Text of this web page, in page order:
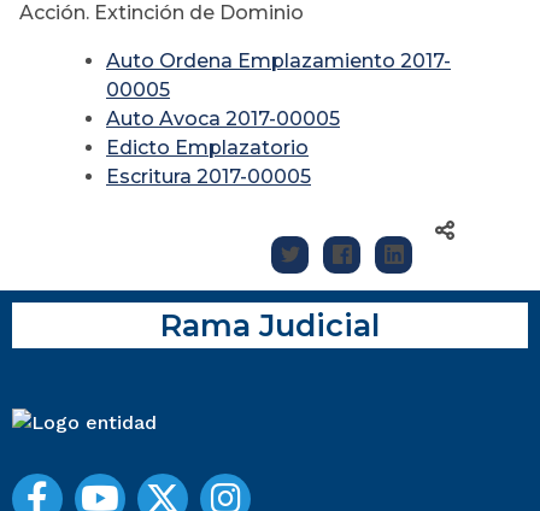
Acción. Extinción de Dominio
Auto Ordena Emplazamiento 2017-
00005
Auto Avoca 2017-00005
Edicto Emplazatorio
Escritura 2017-00005
Rama Judicial